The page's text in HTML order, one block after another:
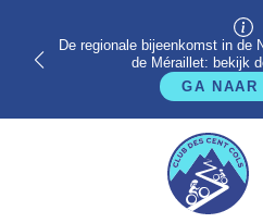
De regionale bijeenkomst in de
de Méraillet: bekijk
GA NAAR